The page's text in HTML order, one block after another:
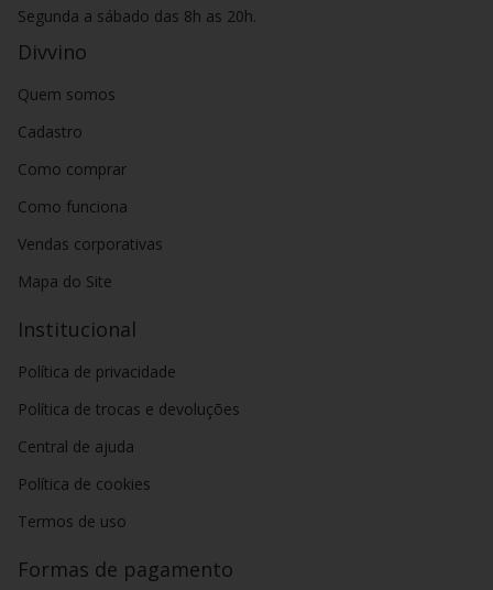
de Sauternes na França
Como conservar o vinho branco?
vinho em um balde com gelo e deixe-o entre 20 a 30 minutos.
Conheça e experimente os demais tipos de vinhos disponíveis
no Divvino! Confira os
frisanteseespumantes
Segunda a sábado das 8h as 20h.
Divvino
Quem somos
Cadastro
Como comprar
Como funciona
Vendas corporativas
Mapa do Site
Institucional
Política de privacidade
Política de trocas e devoluções
Central de ajuda
Política de cookies
Termos de uso
Formas de pagamento